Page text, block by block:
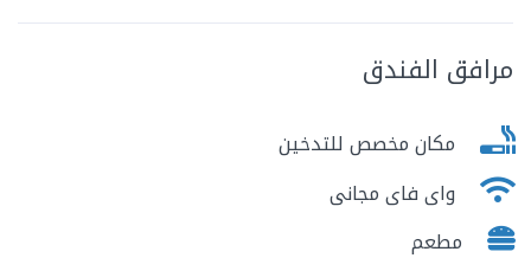
مرافق الفندق
مكان مخصص للتدخين
واى فاى مجانى
مطعم